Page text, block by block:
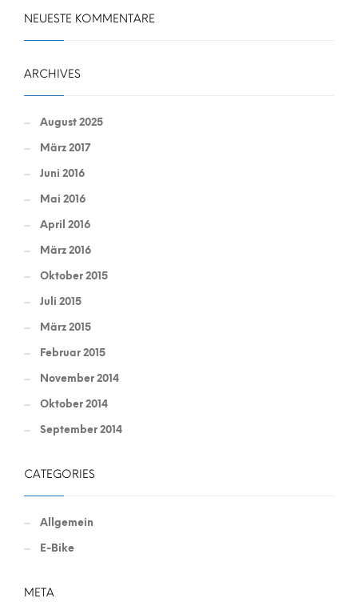
NEUESTE KOMMENTARE
ARCHIVES
August 2025
März 2017
Juni 2016
Mai 2016
April 2016
März 2016
Oktober 2015
Juli 2015
März 2015
Februar 2015
November 2014
Oktober 2014
September 2014
CATEGORIES
Allgemein
E-Bike
META